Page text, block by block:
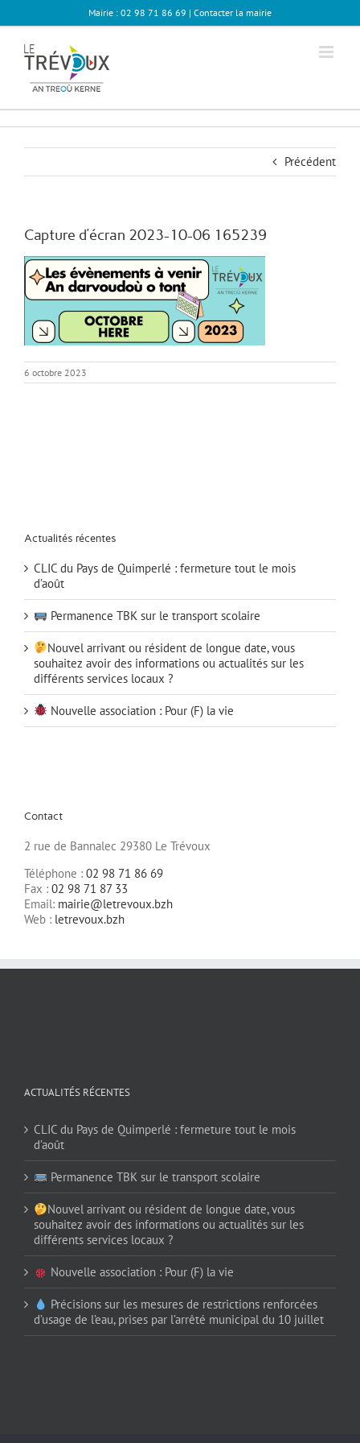
au
Mairie : 02 98 71 86 69 | Contacter la mairie
Précédent
Capture d’écran 2023-10-06 165239
6 octobre 2023
Actualités récentes
CLIC du Pays de Quimperlé : fermeture tout le mois
d’août
Permanence TBK sur le transport scolaire
Nouvel arrivant ou résident de longue date, vous
souhaitez avoir des informations ou actualités sur les
différents services locaux ?
Nouvelle association : Pour (F) la vie
Contact
2 rue de Bannalec 29380 Le Trévoux
Téléphone : 02 98 71 86 69
Fax : 02 98 71 87 33
Email: mairie@letrevoux.bzh
Web : letrevoux.bzh
ACTUALITÉS RÉCENTES
CLIC du Pays de Quimperlé : fermeture tout le mois
d’août
Permanence TBK sur le transport scolaire
Nouvel arrivant ou résident de longue date, vous
souhaitez avoir des informations ou actualités sur les
différents services locaux ?
Nouvelle association : Pour (F) la vie
Précisions sur les mesures de restrictions renforcées
d’usage de l’eau, prises par l’arrêté municipal du 10 juillet